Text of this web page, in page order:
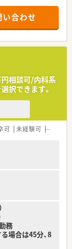
い合わせ
円相談可/内科系
択できます。
可 未経験可 ブラン
務
場合は45分、8